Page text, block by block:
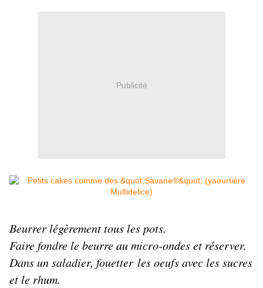
Publicité
Beurrer légèrement tous les pots.
Faire fondre le beurre au micro-ondes et réserver.
Dans un saladier, fouetter les oeufs avec les sucres
et le rhum.